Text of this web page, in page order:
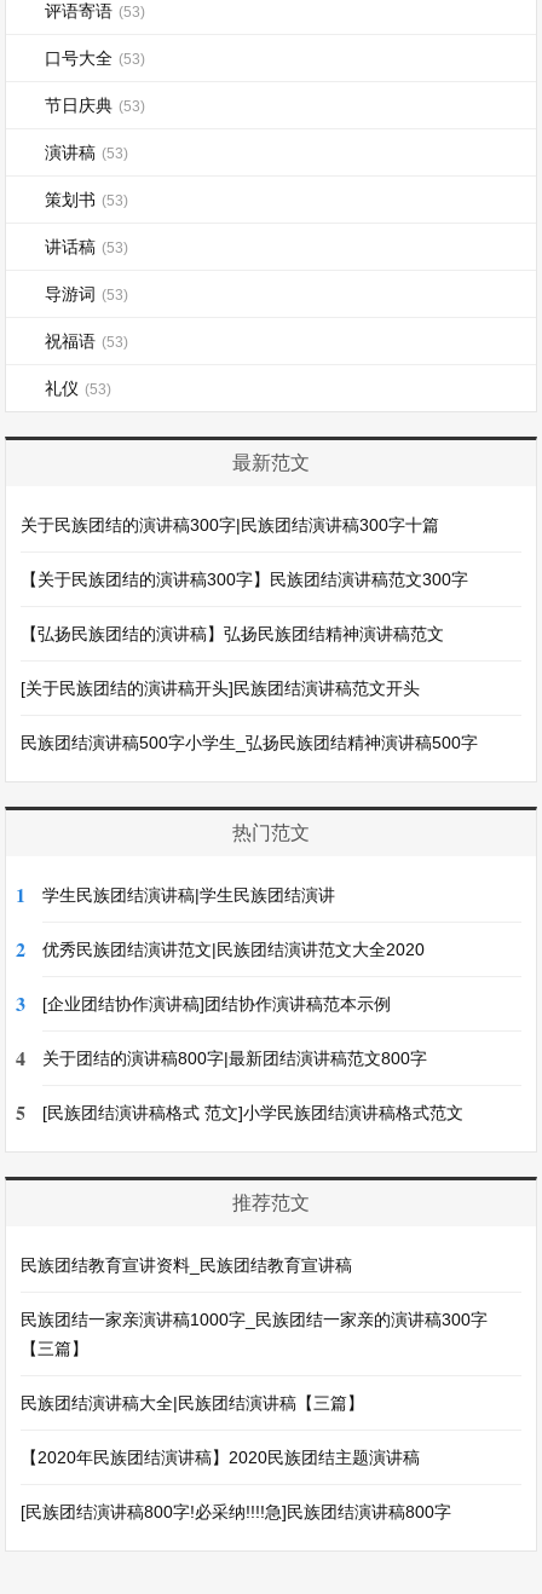
评语寄语 (53)
口号大全 (53)
节日庆典 (53)
演讲稿 (53)
策划书 (53)
讲话稿 (53)
导游词 (53)
祝福语 (53)
礼仪 (53)
最新范文
关于民族团结的演讲稿300字|民族团结演讲稿300字十篇
【关于民族团结的演讲稿300字】民族团结演讲稿范文300字
【弘扬民族团结的演讲稿】弘扬民族团结精神演讲稿范文
[关于民族团结的演讲稿开头]民族团结演讲稿范文开头
民族团结演讲稿500字小学生_弘扬民族团结精神演讲稿500字
热门范文
1 学生民族团结演讲稿|学生民族团结演讲
2 优秀民族团结演讲范文|民族团结演讲范文大全2020
3 [企业团结协作演讲稿]团结协作演讲稿范本示例
4 关于团结的演讲稿800字|最新团结演讲稿范文800字
5 [民族团结演讲稿格式 范文]小学民族团结演讲稿格式范文
推荐范文
民族团结教育宣讲资料_民族团结教育宣讲稿
民族团结一家亲演讲稿1000字_民族团结一家亲的演讲稿300字
【三篇】
民族团结演讲稿大全|民族团结演讲稿【三篇】
【2020年民族团结演讲稿】2020民族团结主题演讲稿
[民族团结演讲稿800字!必采纳!!!!急]民族团结演讲稿800字